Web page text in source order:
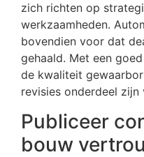
zich richten op
werkzaamheden.
bovendien voor dat
gehaald. Met een
de kwaliteit
revisies onderdeel zijn
Publiceer
bouw